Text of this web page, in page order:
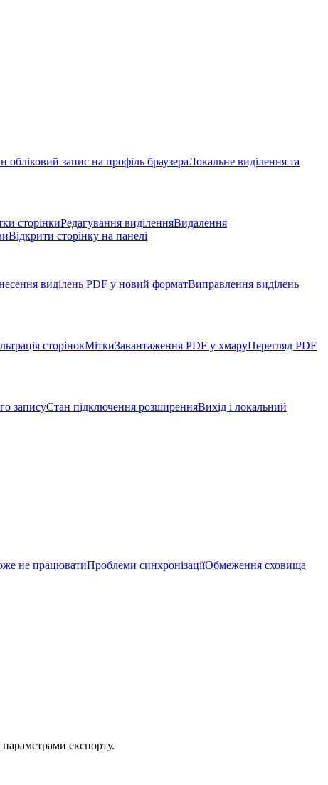
обліковий запис на профіль браузераЛокальне виділення та
сторінкиРедагування виділенняВидалення
Відкрити сторінку на панелі
виділень PDF у новий форматВиправлення виділень
сторінокМіткиЗавантаження PDF у хмаруПерегляд PDF
записуСтан підключення розширенняВихід і локальний
не працюватиПроблеми синхронізаціїОбмеження сховища
експорту.